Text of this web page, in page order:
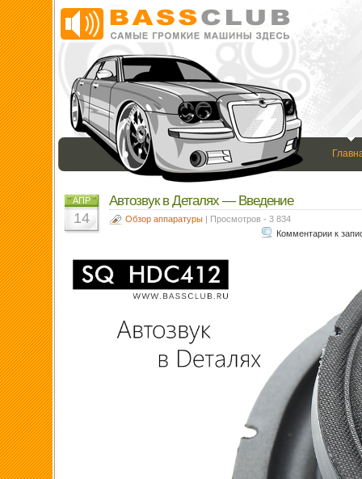
АПР
14
Автозвук в Деталях — Введение
Обзор аппаратуры | Просмотров - 3 834
Комментарии к